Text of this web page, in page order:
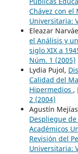
Chávez con el
Universitaria:
Eleazar
el Análisis y
siglo XIX a
Núm. 1 (2005)
Lydia Pujol,
Calidad del
Hipermedios ,
2 (2004)
Agustín
Despliegue
Académicos
Revisión del
Universitaria: